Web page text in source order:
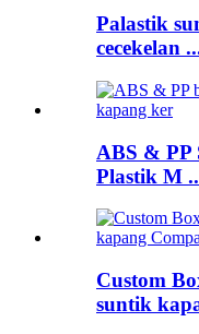
Palastik
cecekelan
ABS & PP
Plastik M
Custom
suntik